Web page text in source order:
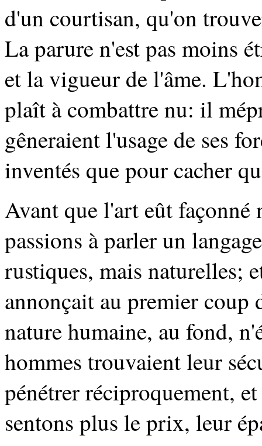
d'un courtisan, qu'on
La parure n'est pas moins
et la vigueur de l'âme.
plaît à combattre nu: il
gêneraient l'usage de ses
inventés que pour cacher
Avant que l'art eût façonné
passions à parler un
rustiques, mais naturelles;
annonçait au premier coup
nature humaine, au fond,
hommes trouvaient leur
pénétrer réciproquement,
sentons plus le prix, leur